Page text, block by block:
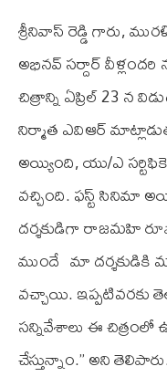
శ్రీనివాస్ రెడ్డి గారు,
అభినవ్ సర్దార్
చిత్రాన్ని ఏప్రిల్ 23 న
నిర్మాత ఎవిఆర్
అయ్యింది, యు/ఎ
వచ్చింది. ఫస్ట్ సినిమా
దర్శకుడిగా రాజమహి
ముందే మా దర్శకుడికి
వచ్చాయి. ఇప్పటివరకు
సన్నివేశాలు ఈ చిత్రంలో
చేస్తున్నాం.” అని